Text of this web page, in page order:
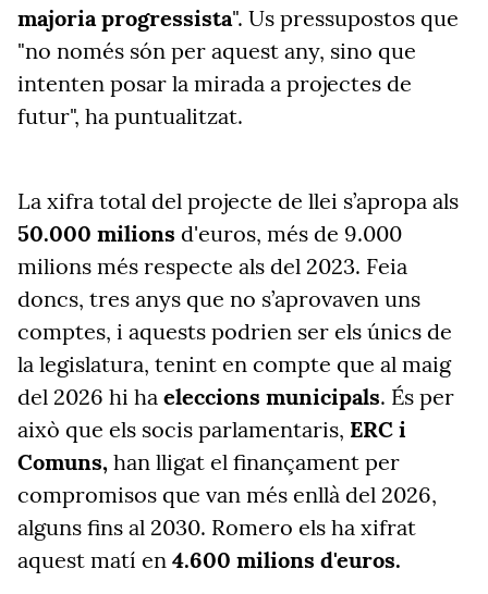
majoria progressista". Us pressupostos que
"no només són per aquest any, sino que
intenten posar la mirada a projectes de
futur", ha puntualitzat.
La xifra total del projecte de llei s’apropa als
50.000 milions d'euros, més de 9.000
milions més respecte als del 2023. Feia
doncs, tres anys que no s’aprovaven uns
comptes, i aquests podrien ser els únics de
la legislatura, tenint en compte que al maig
del 2026 hi ha eleccions municipals. És per
això que els socis parlamentaris, ERC i
Comuns, han lligat el finançament per
compromisos que van més enllà del 2026,
alguns fins al 2030. Romero els ha xifrat
aquest matí en 4.600 milions d'euros.